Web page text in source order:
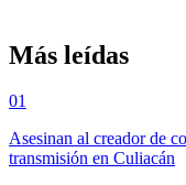
Más leídas
01
Asesinan al creador de
transmisión en Culiacán